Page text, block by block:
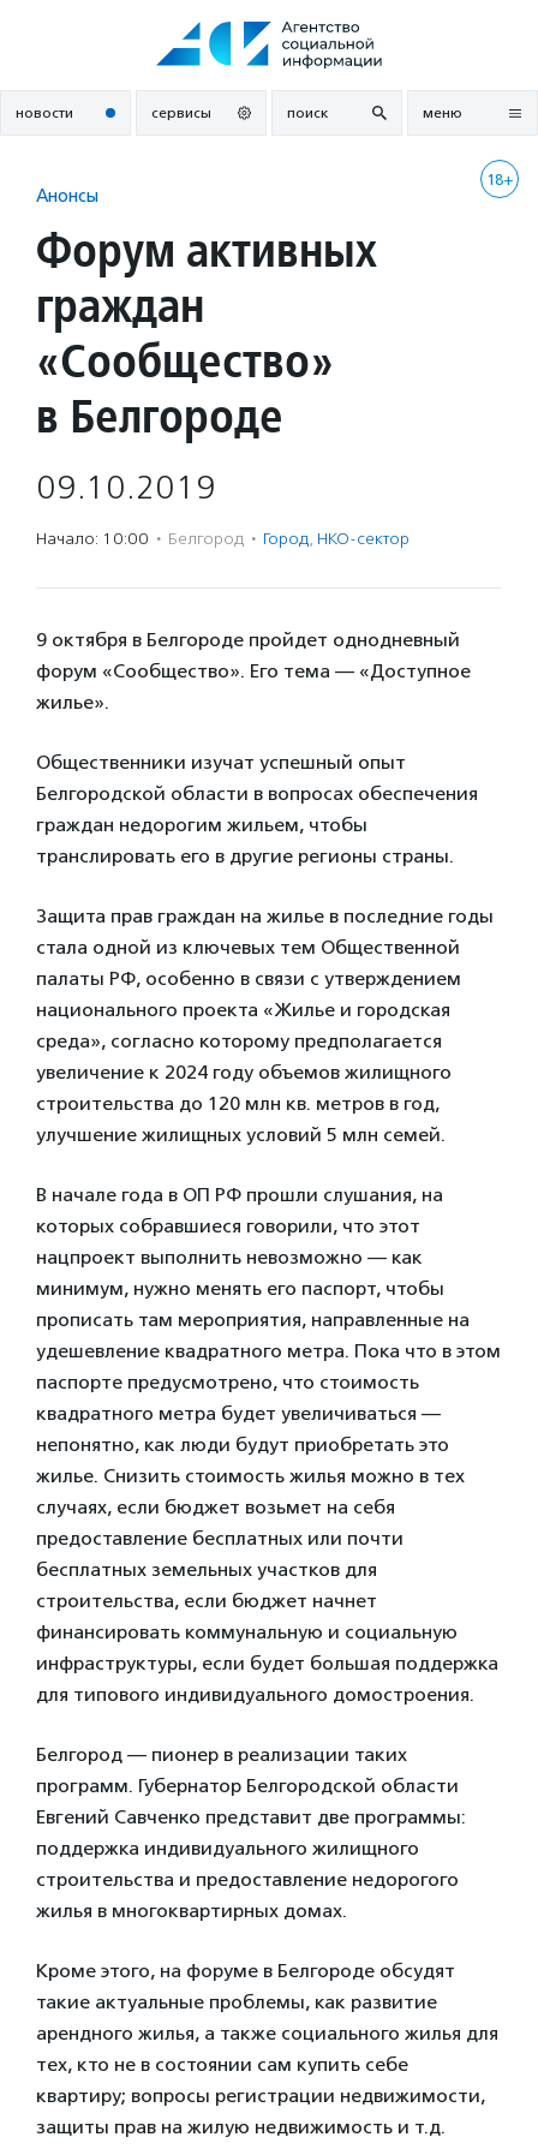
новости сервисы поиск меню
18+
Анонсы
Форум активных
граждан
«Сообщество»
в Белгороде
09.10.2019
Начало: 10:00 · Белгород · Город, НКО-сектор
9 октября в Белгороде пройдет однодневный
форум «Сообщество». Его тема — «Доступное
жилье».
Общественники изучат успешный опыт
Белгородской области в вопросах обеспечения
граждан недорогим жильем, чтобы
транслировать его в другие регионы страны.
Защита прав граждан на жилье в последние годы
стала одной из ключевых тем Общественной
палаты РФ, особенно в связи с утверждением
национального проекта «Жилье и городская
среда», согласно которому предполагается
увеличение к 2024 году объемов жилищного
строительства до 120 млн кв. метров в год,
улучшение жилищных условий 5 млн семей.
В начале года в ОП РФ прошли слушания, на
которых собравшиеся говорили, что этот
нацпроект выполнить невозможно — как
минимум, нужно менять его паспорт, чтобы
прописать там мероприятия, направленные на
удешевление квадратного метра. Пока что в этом
паспорте предусмотрено, что стоимость
квадратного метра будет увеличиваться —
непонятно, как люди будут приобретать это
жилье. Снизить стоимость жилья можно в тех
случаях, если бюджет возьмет на себя
предоставление бесплатных или почти
бесплатных земельных участков для
строительства, если бюджет начнет
финансировать коммунальную и социальную
инфраструктуры, если будет большая поддержка
для типового индивидуального домостроения.
Белгород — пионер в реализации таких
программ. Губернатор Белгородской области
Евгений Савченко представит две программы:
поддержка индивидуального жилищного
строительства и предоставление недорогого
жилья в многоквартирных домах.
Кроме этого, на форуме в Белгороде обсудят
такие актуальные проблемы, как развитие
арендного жилья, а также социального жилья для
тех, кто не в состоянии сам купить себе
квартиру; вопросы регистрации недвижимости,
защиты прав на жилую недвижимость и т.д.